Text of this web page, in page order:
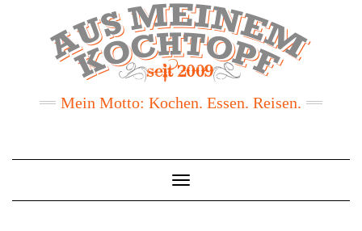
Mein Motto: Kochen. Essen. Reisen.
Toggle
Navigation